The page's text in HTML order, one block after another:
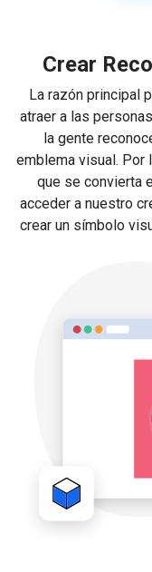
Crear
La razón principal
atraer a las
la gente
emblema visual. Por
que se convierta
acceder a nuestro
crear un símbolo